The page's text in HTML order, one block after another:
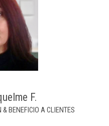
F.
BENEFICIO A CLIENTES